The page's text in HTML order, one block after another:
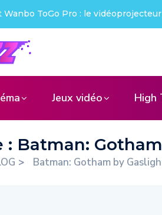
Wanbo ToGo Pro : le
Jeux vidéo High
: Batman:
> Batman: Gotham by